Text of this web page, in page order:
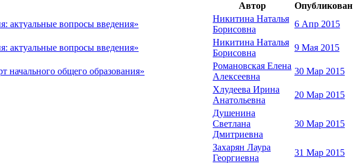
Автор
Опубликован
актуальные вопросы введения»
Никитина Наталья
Борисовна
6 Апр 2015
актуальные вопросы введения»
Никитина Наталья
Борисовна
9 Мая 2015
начального общего образования»
Романовская Елена
Алексеевна
30 Мар 2015
Хлудеева Ирина
Анатольевна
20 Мар 2015
Душенина
Светлана
Дмитриевна
30 Мар 2015
Захарян Лаура
Георгиевна
31 Мар 2015